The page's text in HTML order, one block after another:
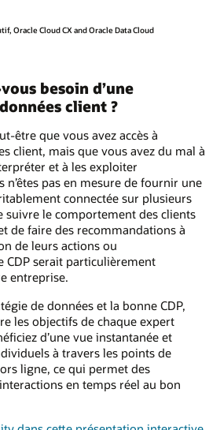
Oracle Cloud CX and Oracle Data Cloud
besoin d’une
client ?
être que vous avez accès à
client, mais que vous avez du mal à
et à les exploiter
n’êtes pas en mesure de fournir une
connectée sur plusieurs
suivre le comportement des clients
de faire des recommandations à
de leurs actions ou
CDP serait particulièrement
entreprise.
de données et la bonne CDP,
les objectifs de chaque expert
d’une vue instantanée et
à travers les points de
ligne, ce qui permet des
en temps réel au bon